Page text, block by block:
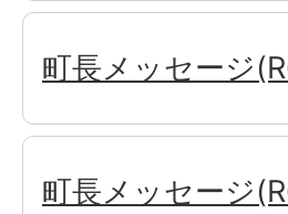
町長メッセージ
町長メッセージ